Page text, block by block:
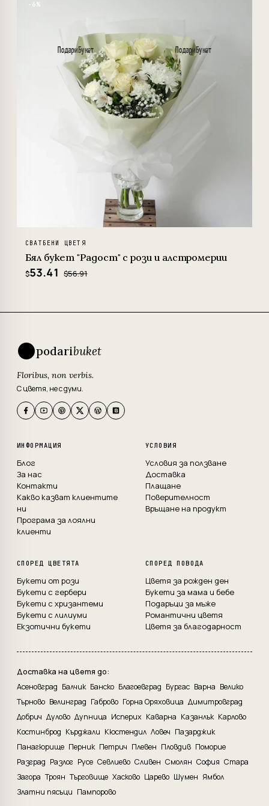
−6%
СВАТБЕНИ ЦВЕТЯ
Бял букет "Радост" с рози и алстромерии
$53.41 $56.91
podaribuket
Floribus, non verbis.
С цветя, не с думи.
ИНФОРМАЦИЯ
Блог
За нас
Контакти
Какво казват клиентите
ни
Програма за лоялни
клиенти
УСЛОВИЯ
Условия за ползване
Доставка
Плащане
Поверителност
Връщане на продукт
СПОРЕД ЦВЕТЯТА
Букети от рози
Букети с гербери
Букети с хризантеми
Букети с лилиуми
Екзотични букети
СПОРЕД ПОВОДА
Цветя за рожден ден
Букети за мама и бебе
Подаръци за мъже
Романтични цветя
Цветя за благодарност
Доставка на цветя до:
Асеновград Балчик Банско Благоевград Бургас Варна Велико
Търново Велинград Габрово Горна Оряховица Димитровград
Добрич Дулово Дупница Исперих Каварна Казанлък Карлово
Костинброд Кърджали Кюстендил Ловеч Пазарджик
Панагюрище Перник Петрич Плевен Пловдив Поморие
Разград Разлог Русе Севлиево Сливен Смолян София Стара
Загора Троян Търговище Хасково Царево Шумен Ямбол
Златни пясъци Пампорово